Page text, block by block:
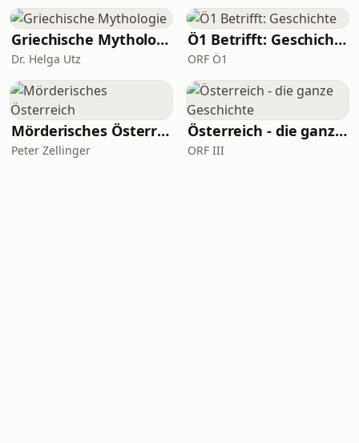
Griechische Mythologie
Dr. Helga Utz
Ö1 Betrifft: Geschichte
ORF Ö1
Mörderisches Österreich
Peter Zellinger
Österreich - die ganze Geschichte
ORF III